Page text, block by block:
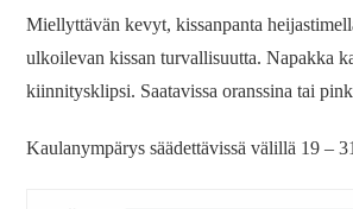
Miellyttävän kevyt, kissanpanta
ulkoilevan kissan turvallisuutta. Napakka
kiinnitysklipsi. Saatavissa oranssina tai
Kaulanympärys säädettävissä välillä 19 –